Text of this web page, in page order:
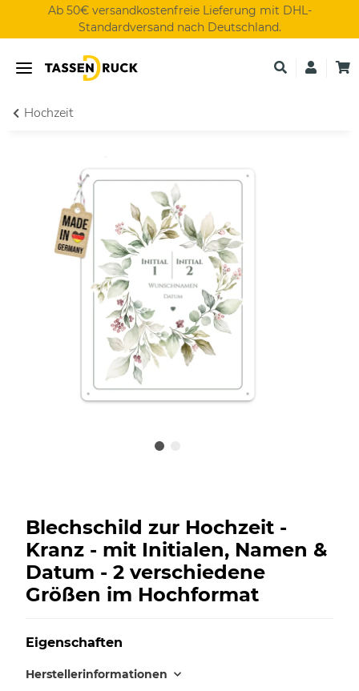
Ab 50€ versandkostenfreie Lieferung mit DHL-
Standardversand nach Deutschland.
Hochzeit
Blechschild zur Hochzeit -
Kranz - mit Initialen, Namen &
Datum - 2 verschiedene
Größen im Hochformat
Eigenschaften
Herstellerinformationen